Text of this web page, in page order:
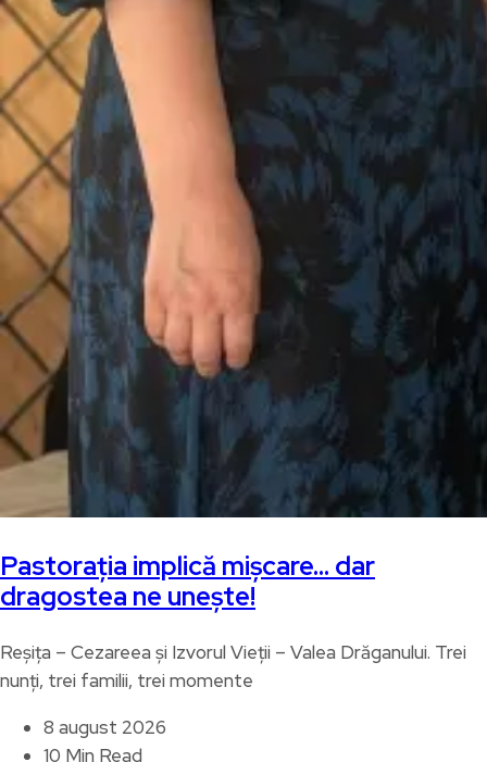
Pastorația implică mișcare… dar
dragostea ne unește!
Reșița – Cezareea și Izvorul Vieții – Valea Drăganului. Trei
nunți, trei familii, trei momente
8 august 2026
10 Min Read